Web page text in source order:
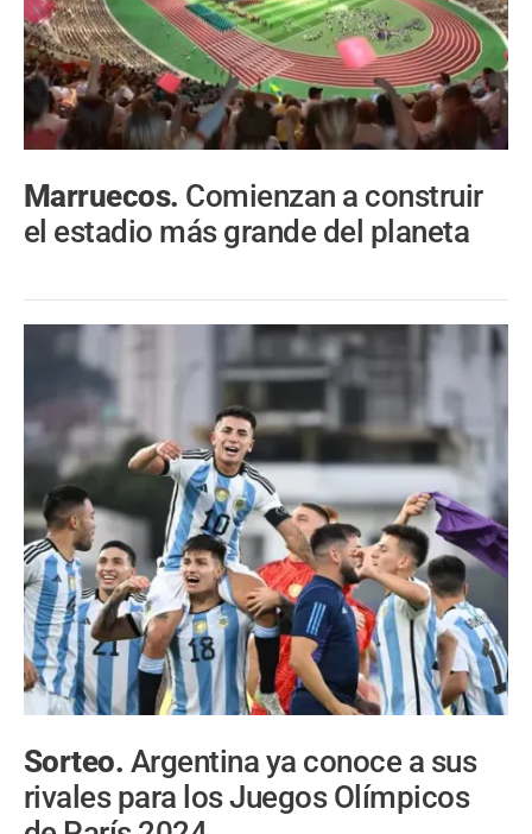
Marruecos. Comienzan a construir
el estadio más grande del planeta
Sorteo. Argentina ya conoce a sus
rivales para los Juegos Olímpicos